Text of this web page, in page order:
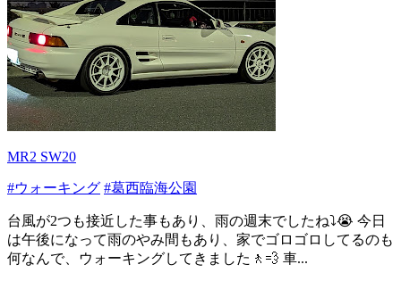
MR2 SW20
#ウォーキング #葛西臨海公園
台風が2つも接近した事もあり、雨の週末でしたね⤵️😭 今日
は午後になって雨のやみ間もあり、家でゴロゴロしてるのも
何なんで、ウォーキングしてきました🚶💨 車...